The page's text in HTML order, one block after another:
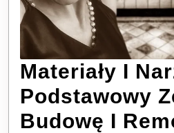
Materiały I
Podstawowy
Budowę I